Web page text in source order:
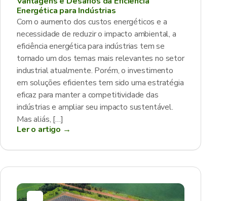
Energética para Indústrias
Com o aumento dos custos energéticos e a
necessidade de reduzir o impacto ambiental, a
eficiência energética para indústrias tem se
tornado um dos temas mais relevantes no setor
industrial atualmente. Porém, o investimento
em soluções eficientes tem sido uma estratégia
eficaz para manter a competitividade das
indústrias e ampliar seu impacto sustentável.
Mas aliás, […]
Ler o artigo →